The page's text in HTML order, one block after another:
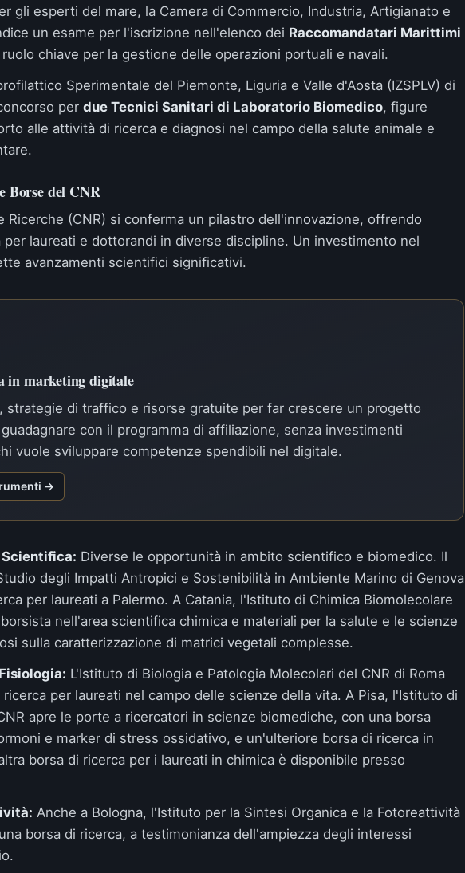
gli esperti del mare, la Camera di Commercio, Industria, Artigianato e
un esame per l'iscrizione nell'elenco dei Raccomandatari Marittimi
ruolo chiave per la gestione delle operazioni portuali e navali.
Sperimentale del Piemonte, Liguria e Valle d'Aosta (IZSPLV) di
per due Tecnici Sanitari di Laboratorio Biomedico, figure
alle attività di ricerca e diagnosi nel campo della salute animale e
Borse del CNR
Ricerche (CNR) si conferma un pilastro dell'innovazione, offrendo
laureati e dottorandi in diverse discipline. Un investimento nel
avanzamenti scientifici significativi.
in marketing digitale
strategie di traffico e risorse gratuite per far crescere un progetto
con il programma di affiliazione, senza investimenti
vuole sviluppare competenze spendibili nel digitale.
→
Scientifica: Diverse le opportunità in ambito scientifico e biomedico. Il
degli Impatti Antropici e Sostenibilità in Ambiente Marino di Genova
per laureati a Palermo. A Catania, l'Istituto di Chimica Biomolecolare
nell'area scientifica chimica e materiali per la salute e le scienze
sulla caratterizzazione di matrici vegetali complesse.
L'Istituto di Biologia e Patologia Molecolari del CNR di Roma
per laureati nel campo delle scienze della vita. A Pisa, l'Istituto di
apre le porte a ricercatori in scienze biomediche, con una borsa
e marker di stress ossidativo, e un'ulteriore borsa di ricerca in
borsa di ricerca per i laureati in chimica è disponibile presso
Anche a Bologna, l'Istituto per la Sintesi Organica e la Fotoreattività
borsa di ricerca, a testimonianza dell'ampiezza degli interessi